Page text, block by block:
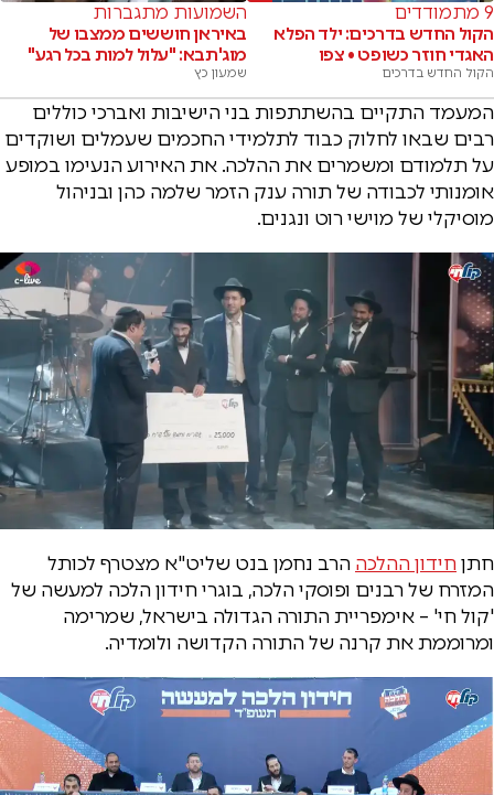
9 מתמודדים
הקול החדש בדרכים: ילד הפלא
האגדי חוזר כשופט • צפו
הקול החדש בדרכים
השמועות מתגברות
באיראן חוששים ממצבו של
מוג'תבא: "עלול למות בכל רגע"
שמעון כץ
המעמד התקיים בהשתתפות בני הישיבות ואברכי כוללים
רבים שבאו לחלוק כבוד לתלמידי החכמים שעמלים ושוקדים
על תלמודם ומשמרים את ההלכה. את האירוע הנעימו במופע
אומנותי לכבודה של תורה ענק הזמר שלמה כהן ובניהול
מוסיקלי של מוישי רוט ונגנים.
חתן חידון ההלכה הרב נחמן בנט שליט"א מצטרף לכותל
המזרח של רבנים ופוסקי הלכה, בוגרי חידון הלכה למעשה של
'קול חי' – אימפריית התורה הגדולה בישראל, שמרימה
ומרוממת את קרנה של התורה הקדושה ולומדיה.